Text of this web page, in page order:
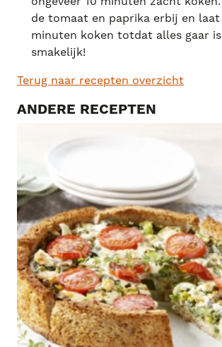
de tomaat en paprika erbij en laat
minuten koken totdat alles gaar
smakelijk!
Terug naar recepten overzicht
ANDERE RECEPTEN